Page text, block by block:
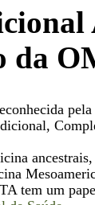
da
tem um